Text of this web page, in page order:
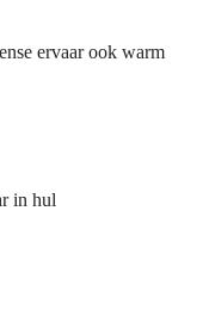
ervaar ook warm
in hul